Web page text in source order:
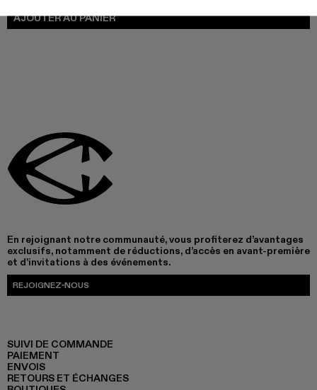
AJOUTER AU PANIER
En rejoignant notre communauté, vous profiterez d’avantages
exclusifs, notamment de réductions, d’accès en avant-première
et d’invitations à des événements.
REJOIGNEZ-NOUS
SUIVI DE COMMANDE
PAIEMENT
ENVOIS
RETOURS ET ÉCHANGES